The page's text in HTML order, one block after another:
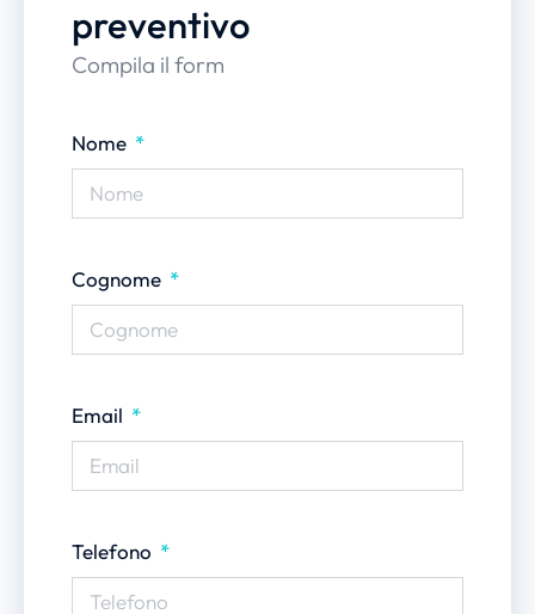
preventivo
Compila il form
Nome
Cognome
Email
Telefono